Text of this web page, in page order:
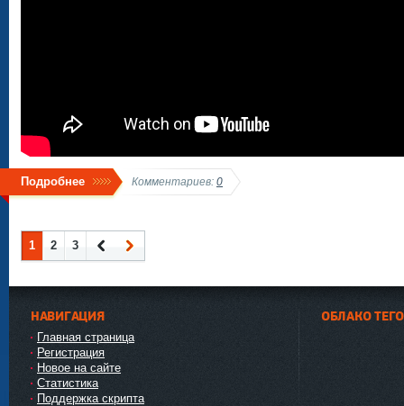
Подробнее Комментариев: 0
1 2
3
НАВИГАЦИЯ
Главная страница
Регистрация
Новое на сайте
Статистика
Поддержка скрипта
ОБЛАКО